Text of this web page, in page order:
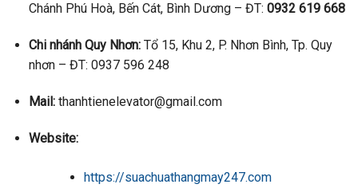
Chánh Phú Hoà, Bến Cát, Bình Dương – ĐT: 0932 619 668
Chi nhánh Quy Nhơn:Tổ 15, Khu 2, P. Nhơn Bình, Tp. Quy
nhơn – ĐT: 0937 596 248
Mail:thanhtienelevator@gmail.com
Website:
https://suachuathangmay247.com